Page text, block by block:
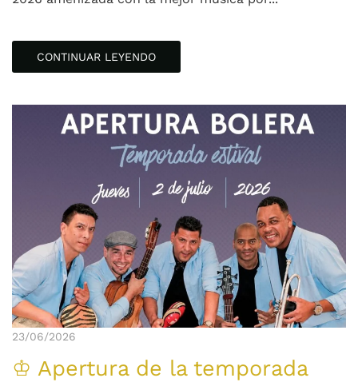
CONTINUAR LEYENDO
23/06/2026
♔ Apertura de la temporada